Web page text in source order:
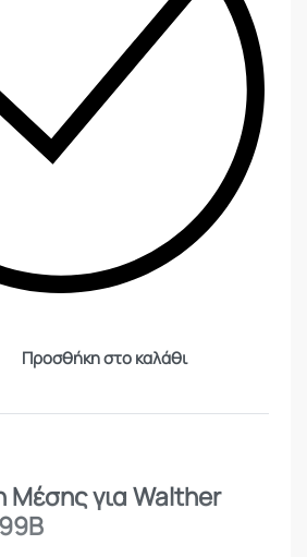
Προσθήκη στο καλάθι
Μέσης για Walther